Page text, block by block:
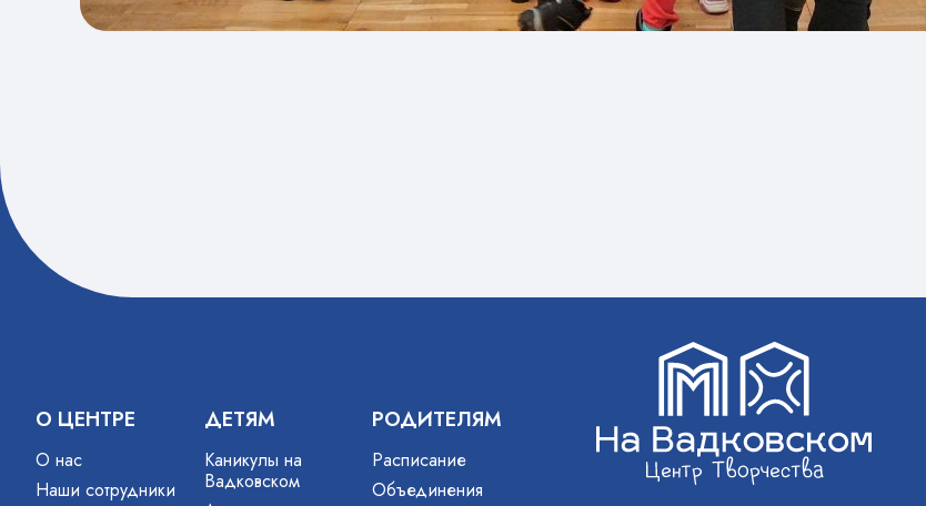
О ЦЕНТРЕ
О нас
Наши сотрудники
ДЕТЯМ
Каникулы на
Вадковском
РОДИТЕЛЯМ
Расписание
Объединения